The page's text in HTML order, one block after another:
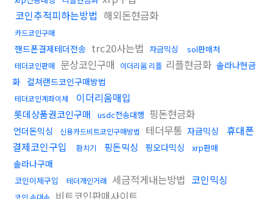
코인추적피하는방법 해외돈현금화
카드코인구매
핸드폰결제테더전송 trc20사는법 자금믹싱 sol판매처
테더코인판매 문상코인구매 이더리움 리플 리플현금화 솔라나현금
화 컬쳐랜드코인구매방법
테더코인계좌이체 이더리움매입
롯데상품권코인구매 usdc전송대행 핑돈현금화
언더돈믹싱 신용카드비트코인구매방법 테더무통 자금믹싱
휴대폰
결제코인구입
환치기 핑돈믹싱 핑오다믹싱 xrp판매
솔라나구매
코인이체구입 테더개인거래 세금적게내는방법 코인믹싱